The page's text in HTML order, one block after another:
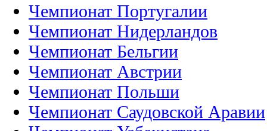
Чемпионат Португалии
Чемпионат Нидерландов
Чемпионат Бельгии
Чемпионат Австрии
Чемпионат Польши
Чемпионат Саудовской Аравии